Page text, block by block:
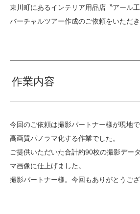
東川町にあるインテリア用品店〝アール
バーチャルツアー作成のご依頼をいただき
作業内容
今回のご依頼は撮影パートナー様が現地
高画質パノラマ化する作業でした。
ご提供いただいた合計約90枚の撮影デー
マ画像に仕上げました。
撮影パートナー様。今回もありがとうござ